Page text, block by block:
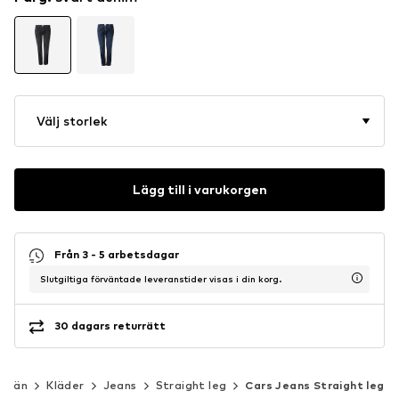
Välj storlek
Lägg till i varukorgen
Från 3 - 5 arbetsdagar
Slutgiltiga förväntade leveranstider visas i din korg.
30 dagars returrätt
Män Kläder Jeans Straight leg Cars Jeans Straight leg